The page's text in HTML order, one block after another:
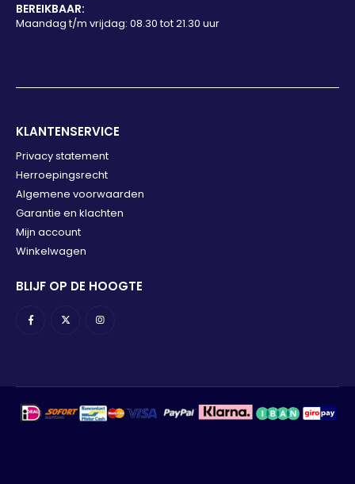
BEREIKBAAR:
Maandag t/m vrijdag: 08.30 tot 21.30 uur
KLANTENSERVICE
Privacy statement
Herroepingsrecht
Algemene voorwaarden
Garantie en klachten
Mijn account
Winkelwagen
BLIJF OP DE HOOGTE